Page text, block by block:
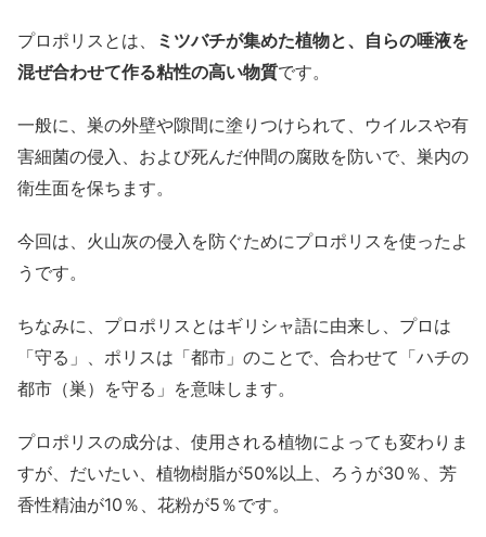
プロポリスとは、
ミツバチが集めた植物と、自らの唾液を
混ぜ合わせて作る粘性の高い物質です。
一般に、巣の外壁や隙間に塗りつけられて、ウイルスや有
害細菌の侵入、および死んだ仲間の腐敗を防いで、巣内の
衛生面を保ちます。
今回は、火山灰の侵入を防ぐためにプロポリスを使ったよ
うです。
ちなみに、プロポリスとはギリシャ語に由来し、プロは
「守る」、ポリスは「都市」のことで、合わせて「ハチの
都市（巣）を守る」を意味します。
プロポリスの成分は、使用される植物によっても変わりま
すが、だいたい、植物樹脂が50%以上、ろうが30％、芳
香性精油が10％、花粉が5％です。